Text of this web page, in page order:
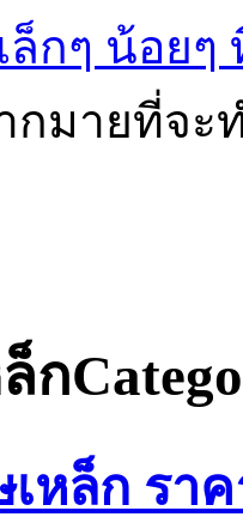
ล็กๆ น้อย
กมายที่จะ
ก
หล็ก รา